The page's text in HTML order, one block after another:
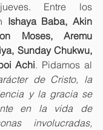
Entre los
Ishaya Baba, Akin
Moses, Aremu
Sunday Chukwu,
Achi. Pidamos al
de Cristo, la
y la gracia se
en la vida de
involucradas,